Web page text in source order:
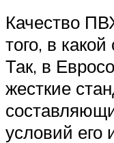
Качество
того, в
Так, в
жесткие
условий его